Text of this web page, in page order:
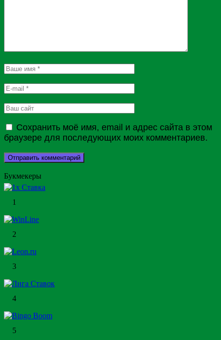
Сохранить моё имя, email и адрес сайта в этом
браузере для последующих моих комментариев.
Букмекеры
1
2
3
4
5